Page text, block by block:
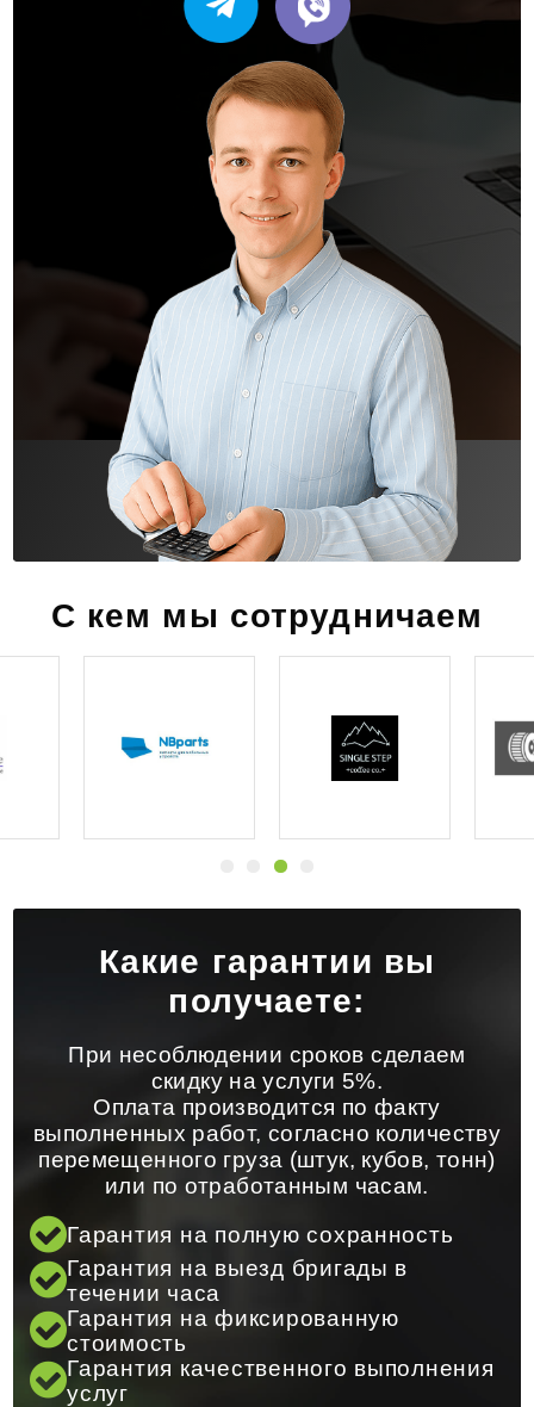
С кем мы сотрудничаем
Какие гарантии вы
получаете:
При несоблюдении сроков сделаем
скидку на услуги 5%.
Оплата производится по факту
выполненных работ, согласно количеству
перемещенного груза (штук, кубов, тонн)
или по отработанным часам.
Гарантия на полную сохранность
Гарантия на выезд бригады в
течении часа
Гарантия на фиксированную
стоимость
Гарантия качественного выполнения
услуг